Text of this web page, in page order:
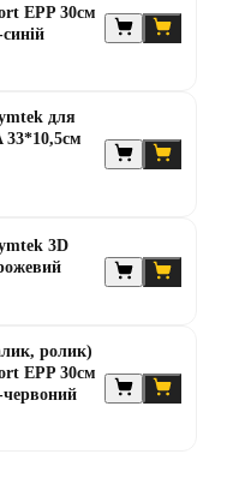
EPP 30см
для
33*10,5см
3D
ролик)
EPP 30см